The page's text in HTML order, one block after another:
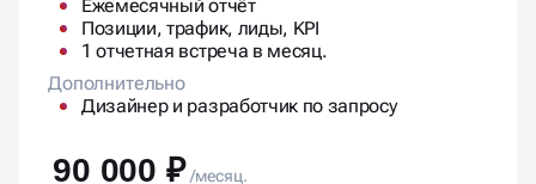
Ежемесячный отчет:
Ежемесячный отчёт
Позиции, трафик, лиды, KPI
1 отчетная встреча в месяц.
Дополнительно